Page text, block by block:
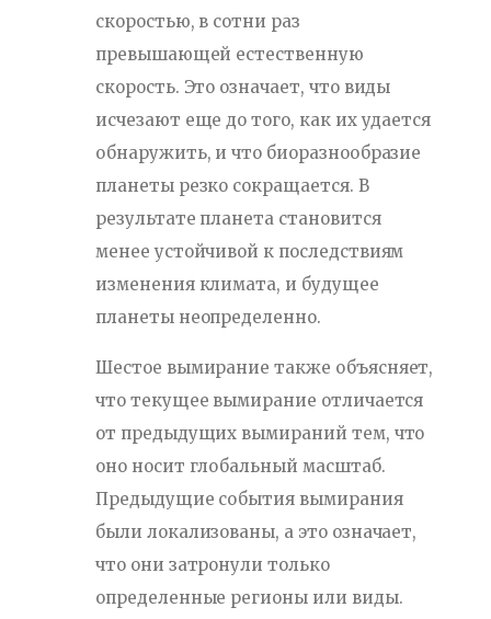
скоростью, в сотни раз
превышающей естественную
скорость. Это означает, что виды
исчезают еще до того, как их удается
обнаружить, и что биоразнообразие
планеты резко сокращается. В
результате планета становится
менее устойчивой к последствиям
изменения климата, и будущее
планеты неопределенно.
Шестое вымирание также объясняет,
что текущее вымирание отличается
от предыдущих вымираний тем, что
оно носит глобальный масштаб.
Предыдущие события вымирания
были локализованы, а это означает,
что они затронули только
определенные регионы или виды.